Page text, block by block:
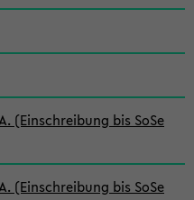
(Einschreibung bis SoSe
(Einschreibung bis SoSe